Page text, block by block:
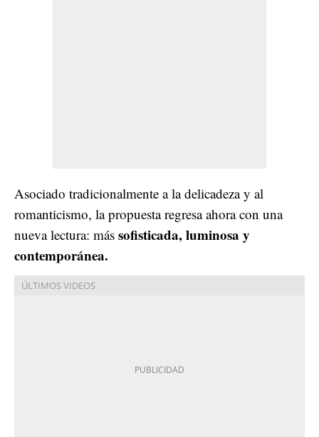
Asociado tradicionalmente a la delicadeza y al
romanticismo, la propuesta regresa ahora con una
nueva lectura: más sofisticada, luminosa y
contemporánea.